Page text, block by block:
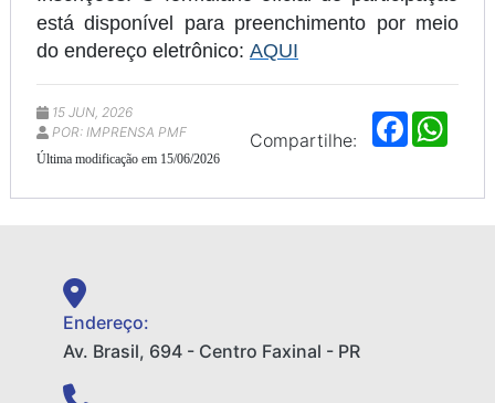
está disponível para preenchimento por meio
do endereço eletrônico: AQUI
Compartilhe:
F
a
15 JUN, 2026
POR: IMPRENSA PMF
Última modificação em 15/06/2026
Endereço:
Av. Brasil, 694 - Centro Faxinal - PR